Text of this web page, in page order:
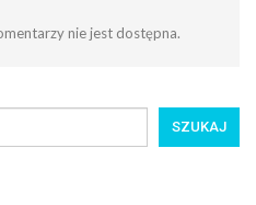
nie jest dostępna.
SZUKAJ